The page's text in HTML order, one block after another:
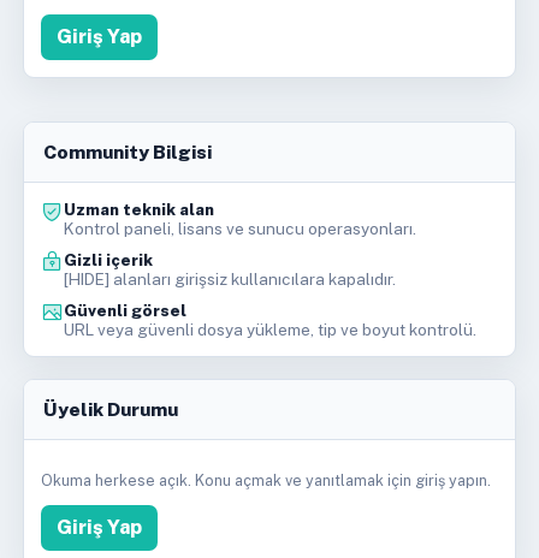
Giriş Yap
Community Bilgisi
Uzman teknik alan
Kontrol paneli, lisans ve sunucu operasyonları.
Gizli içerik
[HIDE] alanları girişsiz kullanıcılara kapalıdır.
Güvenli görsel
URL veya güvenli dosya yükleme, tip ve boyut kontrolü.
Üyelik Durumu
Okuma herkese açık. Konu açmak ve yanıtlamak için giriş yapın.
Giriş Yap